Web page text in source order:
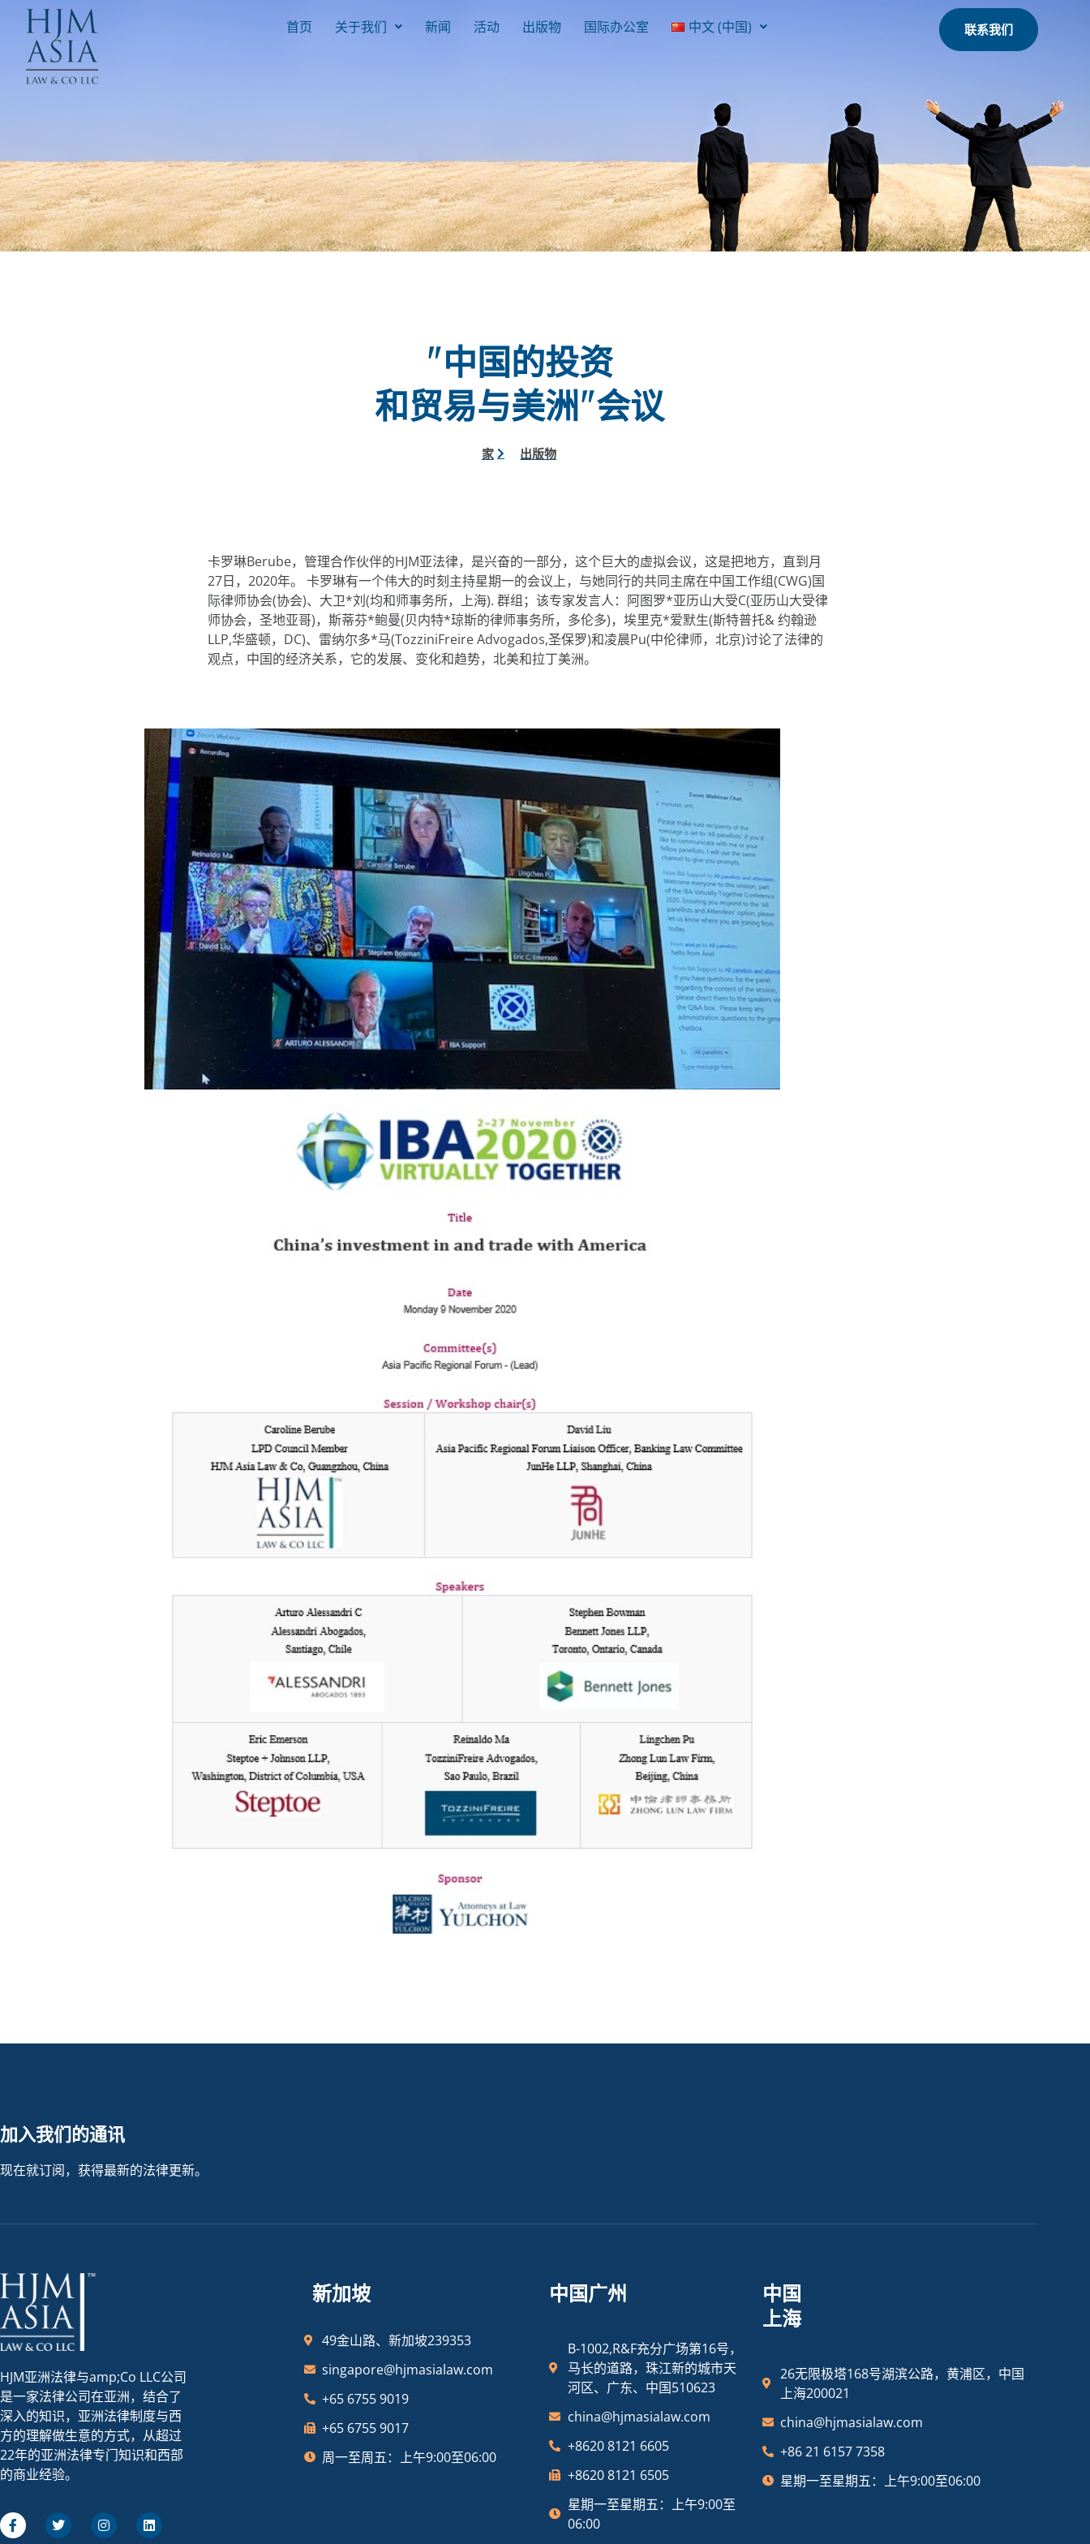
首页 关于我们 新闻 活动 出版物 国际办公室 中文 (中国) 联系我们
"中国的投资
和贸易与美洲"会议
家 出版物
卡罗琳Berube，管理合作伙伴的HJM亚法律，是兴奋的一部分，这个巨大的虚拟会议，这是把地方，直到月
27日，2020年。 卡罗琳有一个伟大的时刻主持星期一的会议上，与她同行的共同主席在中国工作组(CWG)国
际律师协会(协会)、大卫*刘(均和师事务所，上海). 群组；该专家发言人：阿图罗*亚历山大受C(亚历山大受律
师协会，圣地亚哥)，斯蒂芬*鲍曼(贝内特*琼斯的律师事务所，多伦多)，埃里克*爱默生(斯特普托& 约翰逊
LLP,华盛顿，DC)、雷纳尔多*马(TozziniFreire Advogados,圣保罗)和凌晨Pu(中伦律师，北京)讨论了法律的
观点，中国的经济关系，它的发展、变化和趋势，北美和拉丁美洲。
加入我们的通讯
现在就订阅，获得最新的法律更新。
HJM亚洲法律与amp;Co LLC公司
是一家法律公司在亚洲，结合了
深入的知识，亚洲法律制度与西
方的理解做生意的方式，从超过
22年的亚洲法律专门知识和西部
的商业经验。
新加坡
49金山路、新加坡239353
singapore@hjmasialaw.com
+65 6755 9019
+65 6755 9017
周一至周五：上午9:00至06:00
中国广州
B-1002,R&F充分广场第16号，
马长的道路，珠江新的城市天
河区、广东、中国510623
china@hjmasialaw.com
+8620 8121 6605
+8620 8121 6505
星期一至星期五：上午9:00至
06:00
中国
上海
26无限极塔168号湖滨公路，黄浦区，中国
上海200021
china@hjmasialaw.com
+86 21 6157 7358
星期一至星期五：上午9:00至06:00